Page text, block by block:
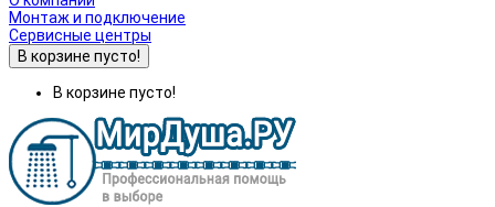
Монтаж и подключение
Сервисные центры
В корзине пусто!
В корзине пусто!